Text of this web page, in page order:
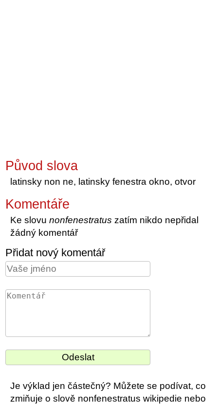
Původ slova
latinsky non ne, latinsky fenestra okno, otvor
Komentáře
Ke slovunonfenestratus zatím nikdo nepřidal
žádný komentář
Přidat nový komentář
Je výklad jen částečný? Můžete se podívat, co
zmiňuje o slově nonfenestratus wikipedie nebo